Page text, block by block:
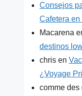
Consejos
Cafetera
Macarena
destinos
chris en
¿Voyage
comme des